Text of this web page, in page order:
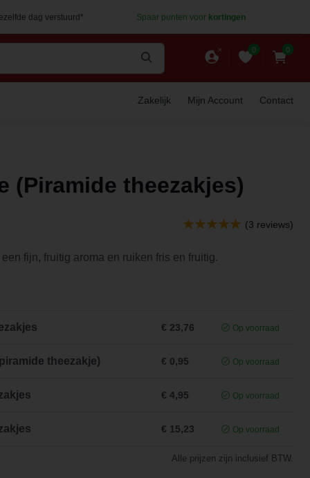
dag verstuurd* Spaar punten voor kortingen
0 0
Zakelijk Mijn Account Contact
(Piramide theezakjes)
(3 reviews)
fijn, fruitig aroma en ruiken fris en fruitig.
€ 23,76 Op voorraad
theezakje) € 0,95 Op voorraad
€ 4,95 Op voorraad
€ 15,23 Op voorraad
Alle prijzen zijn inclusief BTW.